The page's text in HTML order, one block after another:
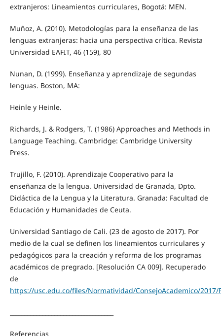
extranjeros: Lineamientos curriculares, Bogotá: MEN.
Muñoz, A. (2010). Metodologías para la enseñanza de las
lenguas extranjeras: hacia una perspectiva crítica. Revista
Universidad EAFIT, 46 (159), 80
Nunan, D. (1999). Enseñanza y aprendizaje de segundas
lenguas. Boston, MA:
Heinle y Heinle.
Richards, J. & Rodgers, T. (1986) Approaches and Methods in
Language Teaching. Cambridge: Cambridge University
Press.
Trujillo, F. (2010). Aprendizaje Cooperativo para la
enseñanza de la lengua. Universidad de Granada, Dpto.
Didáctica de la Lengua y la Literatura. Granada: Facultad de
Educación y Humanidades de Ceuta.
Universidad Santiago de Cali. (23 de agosto de 2017). Por
medio de la cual se definen los lineamientos curriculares y
pedagógicos para la creación y reforma de los programas
académicos de pregrado. [Resolución CA 009]. Recuperado
de
https://usc.edu.co/files/Normatividad/ConsejoAcademico/2017/
Referencias